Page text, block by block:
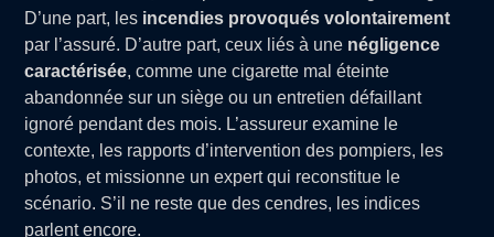
D’une part, les incendies provoqués volontairement
par l’assuré. D’autre part, ceux liés à une négligence
caractérisée, comme une cigarette mal éteinte
abandonnée sur un siège ou un entretien défaillant
ignoré pendant des mois. L’assureur examine le
contexte, les rapports d’intervention des pompiers, les
photos, et missionne un expert qui reconstitue le
scénario. S’il ne reste que des cendres, les indices
parlent encore.